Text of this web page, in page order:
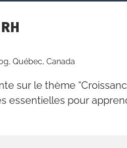
Québec, Canada
sur le thème
pour